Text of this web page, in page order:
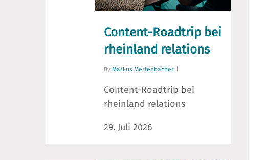
Content-Roadtrip bei
rheinland relations
By Markus Mertenbacher
Content-Roadtrip bei
rheinland relations
29. Juli 2026